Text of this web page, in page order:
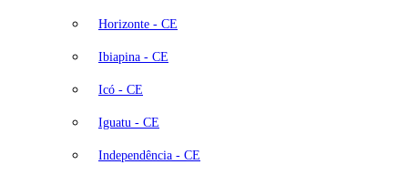
Horizonte - CE
Ibiapina - CE
Icó - CE
Iguatu - CE
Independência - CE